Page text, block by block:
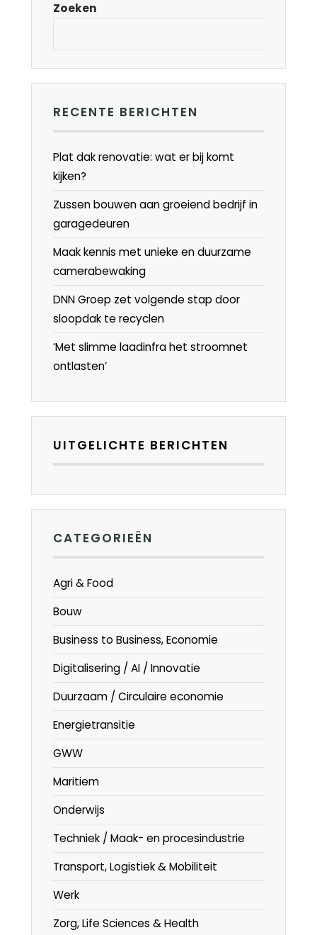
Zoeken
RECENTE BERICHTEN
Plat dak renovatie: wat er bij komt
kijken?
Zussen bouwen aan groeiend bedrijf in
garagedeuren
Maak kennis met unieke en duurzame
camerabewaking
DNN Groep zet volgende stap door
sloopdak te recyclen
‘Met slimme laadinfra het stroomnet
ontlasten’
UITGELICHTE BERICHTEN
CATEGORIEËN
Agri & Food
Bouw
Business to Business, Economie
Digitalisering / AI / Innovatie
Duurzaam / Circulaire economie
Energietransitie
GWW
Maritiem
Onderwijs
Techniek / Maak- en procesindustrie
Transport, Logistiek & Mobiliteit
Werk
Zorg, Life Sciences & Health